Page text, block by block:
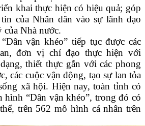
khai thực hiện có hiệu quả; góp
của Nhân dân vào sự lãnh đạo
của Nhà nước.
vận khéo” tiếp tục được các
đơn vị chỉ đạo thực hiện với
thiết thực gắn với các phong
các cuộc vận động, tạo sự lan tỏa
xã hội. Hiện nay, toàn tỉnh có
“Dân vận khéo”, trong đó có
trên 562 mô hình cá nhân trên